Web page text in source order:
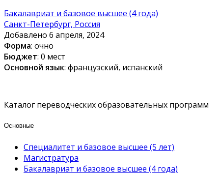
Бакалавриат и базовое высшее (4 года)
Санкт-Петербург, Россия
Добавлено 6 апреля, 2024
Форма: очно
Бюджет: 0 мест
Основной язык: французский, испанский
Каталог переводческих образовательных программ
Основные
Специалитет и базовое высшее (5 лет)
Магистратура
Бакалавриат и базовое высшее (4 года)